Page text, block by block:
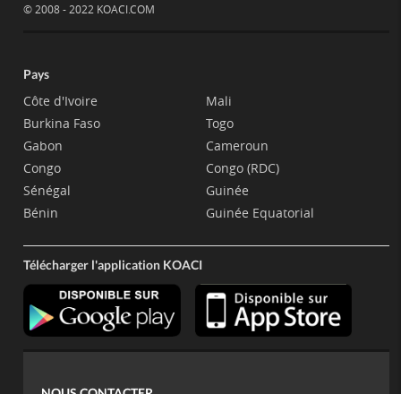
© 2008 - 2022 KOACI.COM
Pays
Côte d'Ivoire
Burkina Faso
Gabon
Congo
Sénégal
Bénin
Mali
Togo
Cameroun
Congo (RDC)
Guinée
Guinée Equatorial
Télécharger l'application KOACI